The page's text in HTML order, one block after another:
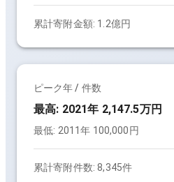
累計寄附金額: 1.2億円
ピーク年 / 件数
最高: 2021年 2,147.5万円
最低: 2011年 100,000円
累計寄附件数:8,345件